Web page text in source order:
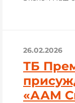
26.02.2026
ТБ
«ААМ